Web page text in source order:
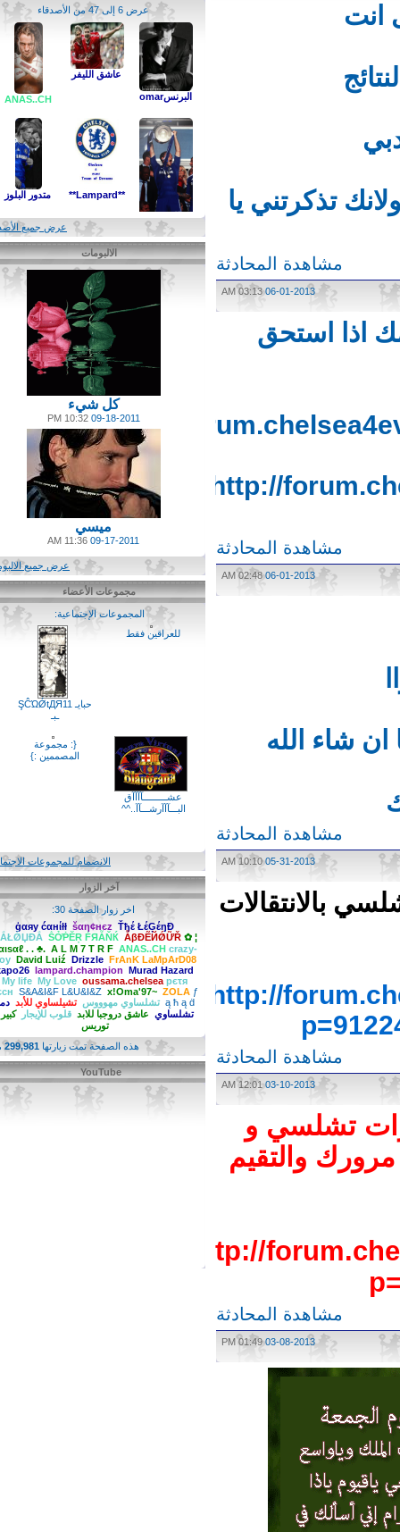
تذكرتني يا
مشاهدة المحادثة
06-01-2013
03:13 AM
اذا استحق
http://
http://
مشاهدة المحادثة
06-01-2013
02:48 AM
شاء الله
مشاهدة المحادثة
05-31-2013
10:10 AM
بالانتقالات
http://
مشاهدة المحادثة
03-10-2013
12:01 AM
تشلسي و
والتقيم
http://
مشاهدة المحادثة
03-08-2013
01:49 PM
عرض 6 إلى 47 من الأصدقاء
البرنسomar
عاشق الليفر
ANAS..CH
تشيلساوي للأبد
**Lampard** متدور البلوز
عرض جميع الأصدقاء
الالبومات
كل شيء
09-18-2011
10:32 PM
ميسي
09-17-2011
11:36 AM
عرض جميع الالبومات
مجموعات الأعضاء
(4)
المجموعات الإجتماعية:
للعراقين فقط
حبايـ ŞĈΏǾtДЯ11
عشـــــــــآآآآق
البـــآآآرشـــآآ..^^
{: مجموعة
المصممين :}
الانضمام للمجموعات الاجتماعية
آخر الزوار
اخر زوار الصفحة 30:
ģαяy ćαнίłł šαη¢нєz
Ťђέ ŁέĢέŋĐ
ḾẮŁǾЏĐẮ ṦỞṖĔŖ ḞЯẪŇЌ ẪβĐẼЙǾỮŘ
ƒαιѕαℓ . . ♣. A L M 7 T R F ANAS..CH crazy-
boy David Luiź Drizzle FrAnK LaMpArD08
kapo26 lampard.champion Murad Hazard
My life My Love oussama.chelsea pєτя
сєсн S&A&I&F L&U&I&Z x!Oma'97~ ZOLA
ƒ
ą ħ ą ḋ تشلساوي مهوووس تشيلساوي للأبد
دمي
تشلساوي عاشق دروجبا للابد قلوب للإيجار كبير يا
توريس
هذه الصفحة تمت زيارتها299,981مرة
YouTube